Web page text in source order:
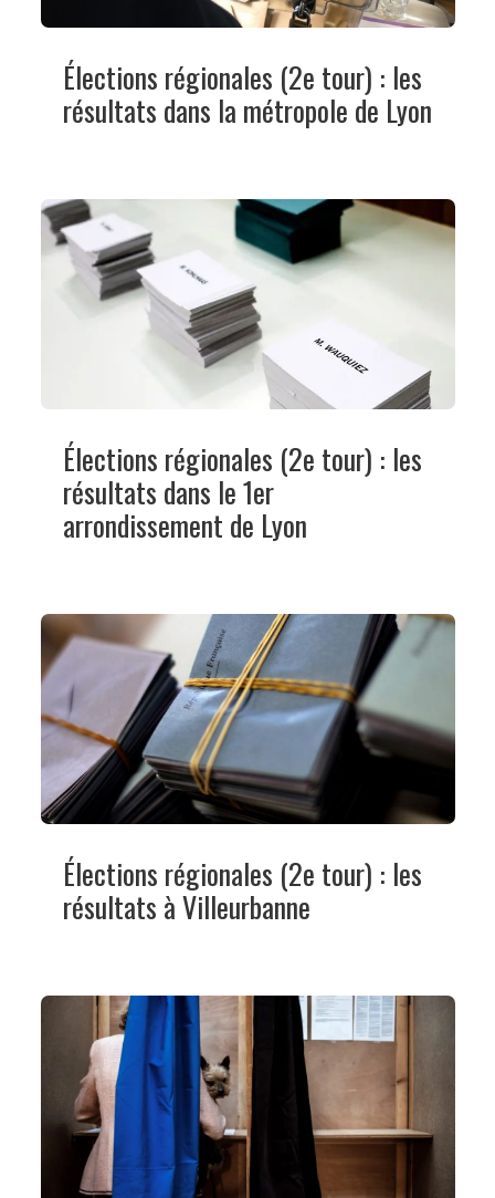
Élections régionales (2e tour) : les
résultats dans la métropole de Lyon
Élections régionales (2e tour) : les
résultats dans le 1er
arrondissement de Lyon
Élections régionales (2e tour) : les
résultats à Villeurbanne